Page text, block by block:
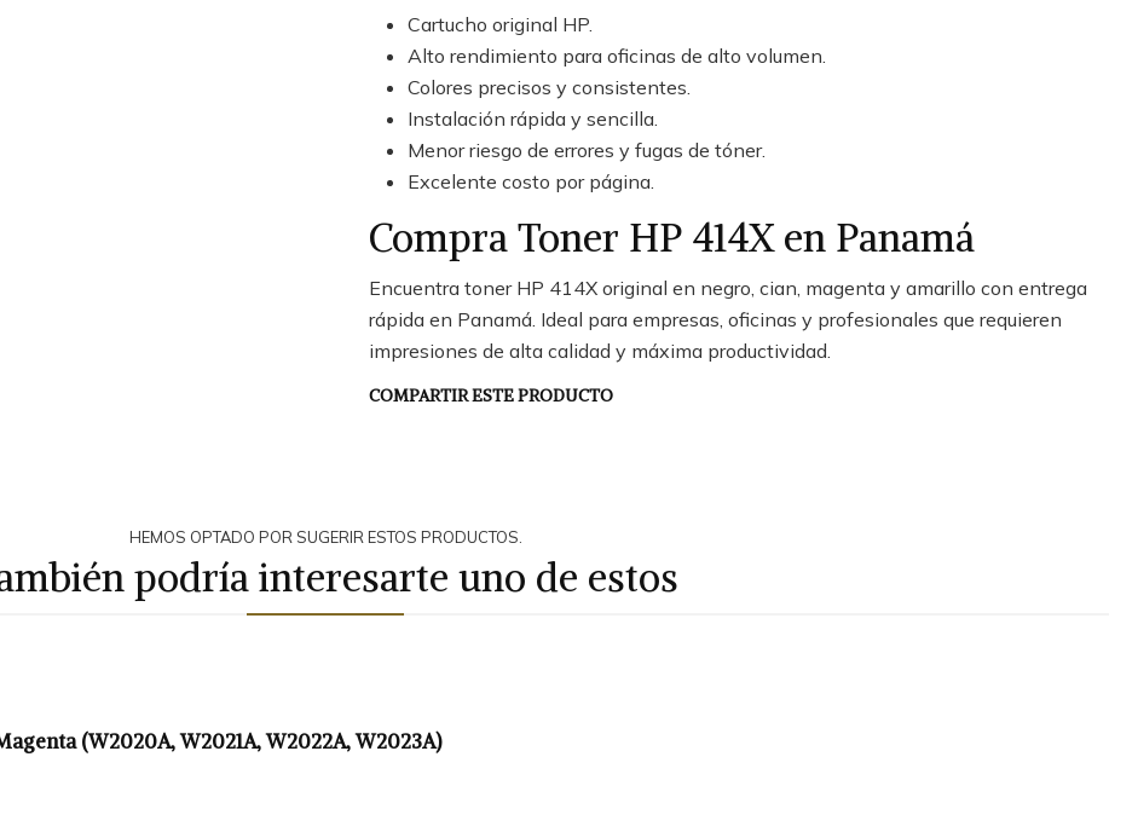
Cartucho original HP.
Alto rendimiento para oficinas de alto volumen.
Colores precisos y consistentes.
Instalación rápida y sencilla.
Menor riesgo de errores y fugas de tóner.
Excelente costo por página.
Compra Toner HP 414X en Panamá
Encuentra toner HP 414X original en negro, cian, magenta y amarillo con entrega
rápida en Panamá. Ideal para empresas, oficinas y profesionales que requieren
impresiones de alta calidad y máxima productividad.
COMPARTIR ESTE PRODUCTO
HEMOS OPTADO POR SUGERIR ESTOS PRODUCTOS.
podría interesarte uno de estos
(W2020A, W2021A, W2022A, W2023A)